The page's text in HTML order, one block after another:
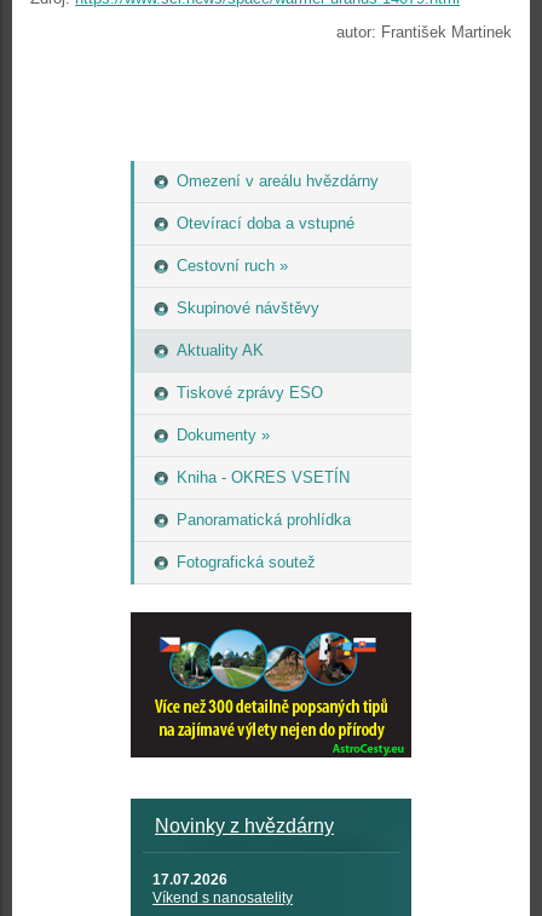
Omezení v areálu hvězdárny
Otevírací doba a vstupné
Cestovní ruch »
Skupinové návštěvy
Aktuality AK
Tiskové zprávy ESO
Dokumenty »
Kniha - OKRES VSETÍN
Panoramatická prohlídka
Fotografická soutež
Novinky z hvězdárny
17.07.2026
Víkend s nanosatelity
autor: František Martinek